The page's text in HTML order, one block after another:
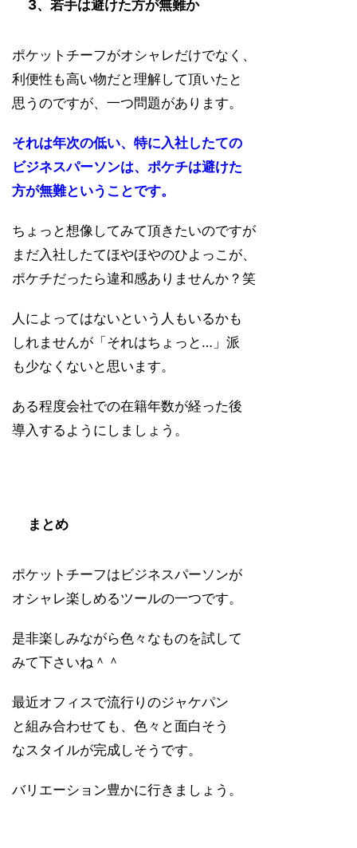
3、若手は避けた方が無難か
ポケットチーフがオシャレだけでなく、
利便性も高い物だと理解して頂いたと
思うのですが、一つ問題があります。
それは年次の低い、特に入社したての
ビジネスパーソンは、ポケチは避けた
方が無難ということです。
ちょっと想像してみて頂きたいのですが
まだ入社したてほやほやのひよっこが、
ポケチだったら違和感ありませんか？笑
人によってはないという人もいるかも
しれませんが「それはちょっと…」派
も少なくないと思います。
ある程度会社での在籍年数が経った後
導入するようにしましょう。
まとめ
ポケットチーフはビジネスパーソンが
オシャレ楽しめるツールの一つです。
是非楽しみながら色々なものを試して
みて下さいね＾＾
最近オフィスで流行りのジャケパン
と組み合わせても、色々と面白そう
なスタイルが完成しそうです。
バリエーション豊かに行きましょう。